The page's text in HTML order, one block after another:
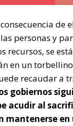
de
personas y
recursos, se
en un
recaudar a
gobiernos
acudir al
mantenerse